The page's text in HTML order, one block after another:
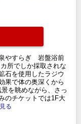
やすらぎ 岩盤浴前
所でしか採取されな
石を使用したラジウ
果で体の奥深くから
を眺めながら、さっ
のチケットでは1F大
る